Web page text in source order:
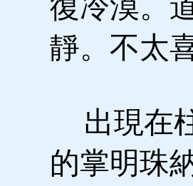
復冷漠。
靜。不太
出現在
的掌明珠